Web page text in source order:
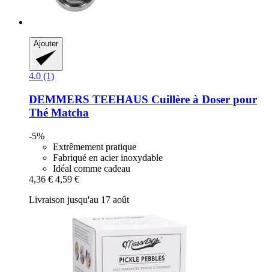
Ajouter
4.0 (1)
DEMMERS TEEHAUS Cuillère à Doser pour
Thé Matcha
-5%
Extrêmement pratique
Fabriqué en acier inoxydable
Idéal comme cadeau
4,36 € 4,59 €
Livraison jusqu'au 17 août